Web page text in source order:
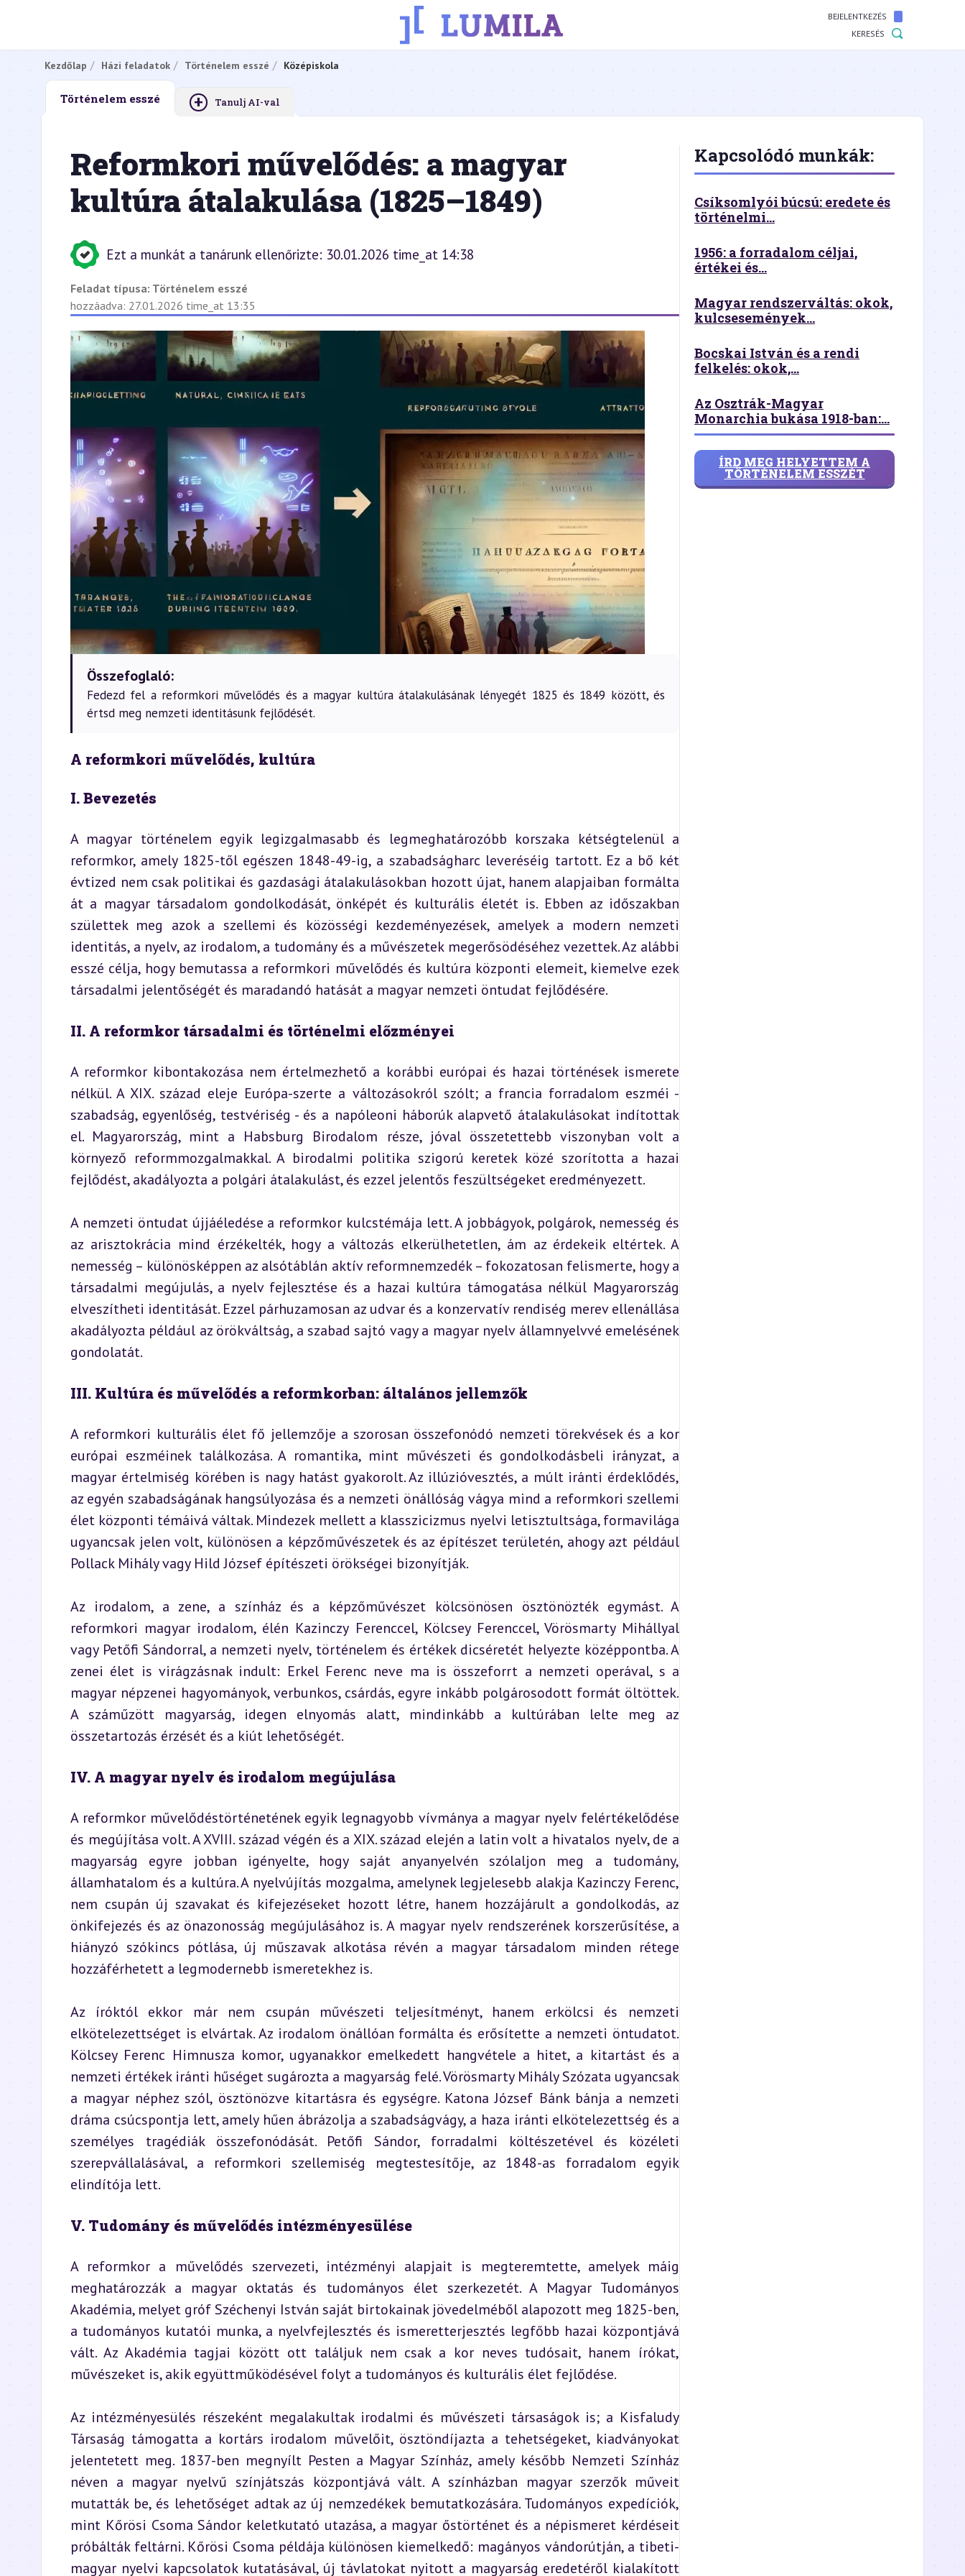
BEJELENTKEZÉS
KERESÉS
Kezdőlap Házi feladatok Történelem esszé Középiskola
Történelem esszé + Tanulj AI-val
Reformkori művelődés: a magyar
kultúra átalakulása (1825–1849)
Ezt a munkát a tanárunk ellenőrizte: 30.01.2026 time_at 14:38
Feladat típusa: Történelem esszé
hozzáadva: 27.01.2026 time_at 13:35
Összefoglaló:
Fedezd fel a reformkori művelődés és a magyar kultúra átalakulásának lényegét 1825 és 1849 között, és
értsd meg nemzeti identitásunk fejlődését.
A reformkori művelődés, kultúra
I. Bevezetés
A magyar történelem egyik legizgalmasabb és legmeghatározóbb korszaka kétségtelenül a
reformkor, amely 1825-től egészen 1848-49-ig, a szabadságharc leveréséig tartott. Ez a bő két
évtized nem csak politikai és gazdasági átalakulásokban hozott újat, hanem alapjaiban formálta
át a magyar társadalom gondolkodását, önképét és kulturális életét is. Ebben az időszakban
születtek meg azok a szellemi és közösségi kezdeményezések, amelyek a modern nemzeti
identitás, a nyelv, az irodalom, a tudomány és a művészetek megerősödéséhez vezettek. Az alábbi
esszé célja, hogy bemutassa a reformkori művelődés és kultúra központi elemeit, kiemelve ezek
társadalmi jelentőségét és maradandó hatását a magyar nemzeti öntudat fejlődésére.
II. A reformkor társadalmi és történelmi előzményei
A reformkor kibontakozása nem értelmezhető a korábbi európai és hazai történések ismerete
nélkül. A XIX. század eleje Európa-szerte a változásokról szólt; a francia forradalom eszméi -
szabadság, egyenlőség, testvériség - és a napóleoni háborúk alapvető átalakulásokat indítottak
el. Magyarország, mint a Habsburg Birodalom része, jóval összetettebb viszonyban volt a
környező reformmozgalmakkal. A birodalmi politika szigorú keretek közé szorította a hazai
fejlődést, akadályozta a polgári átalakulást, és ezzel jelentős feszültségeket eredményezett.
A nemzeti öntudat újjáéledése a reformkor kulcstémája lett. A jobbágyok, polgárok, nemesség és
az arisztokrácia mind érzékelték, hogy a változás elkerülhetetlen, ám az érdekeik eltértek. A
nemesség – különösképpen az alsótáblán aktív reformnemzedék – fokozatosan felismerte, hogy a
társadalmi megújulás, a nyelv fejlesztése és a hazai kultúra támogatása nélkül Magyarország
elveszítheti identitását. Ezzel párhuzamosan az udvar és a konzervatív rendiség merev ellenállása
akadályozta például az örökváltság, a szabad sajtó vagy a magyar nyelv államnyelvvé emelésének
gondolatát.
III. Kultúra és művelődés a reformkorban: általános jellemzők
A reformkori kulturális élet fő jellemzője a szorosan összefonódó nemzeti törekvések és a kor
európai eszméinek találkozása. A romantika, mint művészeti és gondolkodásbeli irányzat, a
magyar értelmiség körében is nagy hatást gyakorolt. Az illúzióvesztés, a múlt iránti érdeklődés,
az egyén szabadságának hangsúlyozása és a nemzeti önállóság vágya mind a reformkori szellemi
élet központi témáivá váltak. Mindezek mellett a klasszicizmus nyelvi letisztultsága, formavilága
ugyancsak jelen volt, különösen a képzőművészetek és az építészet területén, ahogy azt például
Pollack Mihály vagy Hild József építészeti örökségei bizonyítják.
Az irodalom, a zene, a színház és a képzőművészet kölcsönösen ösztönözték egymást. A
reformkori magyar irodalom, élén Kazinczy Ferenccel, Kölcsey Ferenccel, Vörösmarty Mihállyal
vagy Petőfi Sándorral, a nemzeti nyelv, történelem és értékek dicséretét helyezte középpontba. A
zenei élet is virágzásnak indult: Erkel Ferenc neve ma is összeforrt a nemzeti operával, s a
magyar népzenei hagyományok, verbunkos, csárdás, egyre inkább polgárosodott formát öltöttek.
A száműzött magyarság, idegen elnyomás alatt, mindinkább a kultúrában lelte meg az
összetartozás érzését és a kiút lehetőségét.
IV. A magyar nyelv és irodalom megújulása
A reformkor művelődéstörténetének egyik legnagyobb vívmánya a magyar nyelv felértékelődése
és megújítása volt. A XVIII. század végén és a XIX. század elején a latin volt a hivatalos nyelv, de a
magyarság egyre jobban igényelte, hogy saját anyanyelvén szólaljon meg a tudomány,
államhatalom és a kultúra. A nyelvújítás mozgalma, amelynek legjelesebb alakja Kazinczy Ferenc,
nem csupán új szavakat és kifejezéseket hozott létre, hanem hozzájárult a gondolkodás, az
önkifejezés és az önazonosság megújulásához is. A magyar nyelv rendszerének korszerűsítése, a
hiányzó szókincs pótlása, új műszavak alkotása révén a magyar társadalom minden rétege
hozzáférhetett a legmodernebb ismeretekhez is.
Az íróktól ekkor már nem csupán művészeti teljesítményt, hanem erkölcsi és nemzeti
elkötelezettséget is elvártak. Az irodalom önállóan formálta és erősítette a nemzeti öntudatot.
Kölcsey Ferenc Himnusza komor, ugyanakkor emelkedett hangvétele a hitet, a kitartást és a
nemzeti értékek iránti hűséget sugározta a magyarság felé. Vörösmarty Mihály Szózata ugyancsak
a magyar néphez szól, ösztönözve kitartásra és egységre. Katona József Bánk bánja a nemzeti
dráma csúcspontja lett, amely hűen ábrázolja a szabadságvágy, a haza iránti elkötelezettség és a
személyes tragédiák összefonódását. Petőfi Sándor, forradalmi költészetével és közéleti
szerepvállalásával, a reformkori szellemiség megtestesítője, az 1848-as forradalom egyik
elindítója lett.
V. Tudomány és művelődés intézményesülése
A reformkor a művelődés szervezeti, intézményi alapjait is megteremtette, amelyek máig
meghatározzák a magyar oktatás és tudományos élet szerkezetét. A Magyar Tudományos
Akadémia, melyet gróf Széchenyi István saját birtokainak jövedelméből alapozott meg 1825-ben,
a tudományos kutatói munka, a nyelvfejlesztés és ismeretterjesztés legfőbb hazai központjává
vált. Az Akadémia tagjai között ott találjuk nem csak a kor neves tudósait, hanem írókat,
művészeket is, akik együttműködésével folyt a tudományos és kulturális élet fejlődése.
Az intézményesülés részeként megalakultak irodalmi és művészeti társaságok is; a Kisfaludy
Társaság támogatta a kortárs irodalom művelőit, ösztöndíjazta a tehetségeket, kiadványokat
jelentetett meg. 1837-ben megnyílt Pesten a Magyar Színház, amely később Nemzeti Színház
néven a magyar nyelvű színjátszás központjává vált. A színházban magyar szerzők műveit
mutatták be, és lehetőséget adtak az új nemzedékek bemutatkozására. Tudományos expedíciók,
mint Kőrösi Csoma Sándor keletkutató utazása, a magyar őstörténet és a népismeret kérdéseit
próbálták feltárni. Kőrösi Csoma példája különösen kiemelkedő: magányos vándorútján, a tibeti-
magyar nyelvi kapcsolatok kutatásával, új távlatokat nyitott a magyarság eredetéről kialakított
Kapcsolódó munkák:
Csíksomlyói búcsú: eredete és
történelmi...
1956: a forradalom céljai,
értékei és...
Magyar rendszerváltás: okok,
kulcsesemények...
Bocskai István és a rendi
felkelés: okok,...
Az Osztrák-Magyar
Monarchia bukása 1918-ban:...
ÍRD MEG HELYETTEM A
TÖRTÉNELEM ESSZÉT